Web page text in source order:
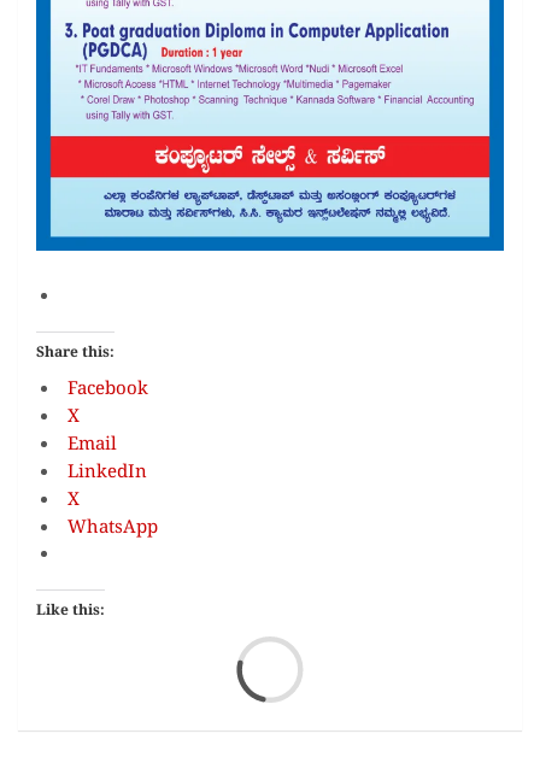
Share this:
Facebook
X
Email
LinkedIn
X
WhatsApp
Like this: